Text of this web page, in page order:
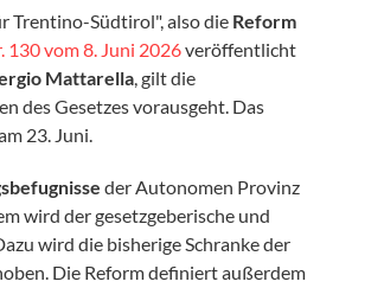
Trentino-Südtirol", also die Reform
vom 8. Juni 2026veröffentlicht
Mattarella, gilt die
des Gesetzes vorausgeht. Das
23. Juni.
der Autonomen Provinz
wird der gesetzgeberische und
wird die bisherige Schranke der
Die Reform definiert außerdem